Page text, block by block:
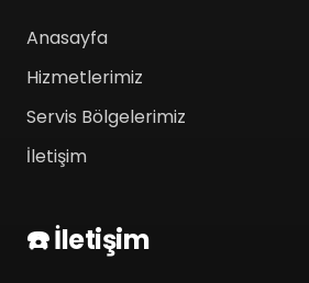
Anasayfa
Hizmetlerimiz
Servis Bölgelerimiz
İletişim
☎️ İletişim